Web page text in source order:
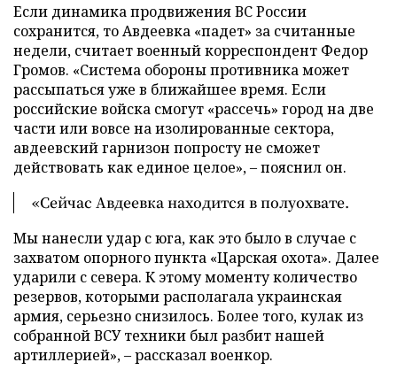
Если динамика продвижения ВС России
сохранится, то Авдеевка «падет» за считанные
недели, считает военный корреспондент Федор
Громов. «Система обороны противника может
рассыпаться уже в ближайшее время. Если
российские войска смогут «рассечь» город на две
части или вовсе на изолированные сектора,
авдеевский гарнизон попросту не сможет
действовать как единое целое», – пояснил он.
«Сейчас Авдеевка находится в полуохвате.
Мы нанесли удар с юга, как это было в случае с
захватом опорного пункта «Царская охота». Далее
ударили с севера. К этому моменту количество
резервов, которыми располагала украинская
армия, серьезно снизилось. Более того, кулак из
собранной ВСУ техники был разбит нашей
артиллерией», – рассказал военкор.